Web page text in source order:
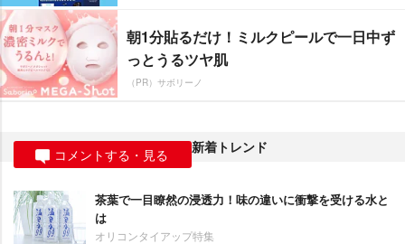
朝1分貼るだけ！ミルクピールで一日中ず
っとうるツヤ肌
（PR）サボリーノ
コメントする・見る 新着トレンド
茶葉で一目瞭然の浸透力！味の違いに衝撃を受ける水と
は
オリコンタイアップ特集